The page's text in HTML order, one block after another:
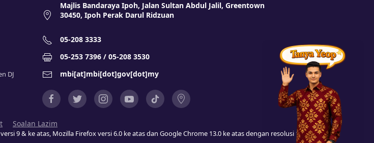
DJ
Majlis Bandaraya Ipoh, Jalan Sultan Abdul Jalil, Greentown
30450, Ipoh Perak Darul Ridzuan
05-208 3333
05-253 7396 / 05-208 3530
mbi[at]mbi[dot]gov[dot]my
Soalan Lazim
9 & ke atas, Mozilla Firefox versi 6.0 ke atas dan Google Chrome 13.0 ke atas dengan resolusi 1024 x 768 ke